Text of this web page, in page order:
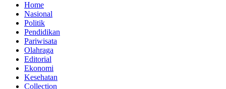
Home
Nasional
Politik
Pendidikan
Pariwisata
Olahraga
Editorial
Ekonomi
Kesehatan
Collection